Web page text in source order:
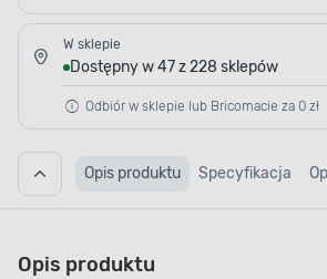
W sklepie
Dostępny w 47 z 228 sklepów
Odbiór w sklepie lub Bricomacie za 0 zł
Opis produktu Specyfikacja
Opis produktu